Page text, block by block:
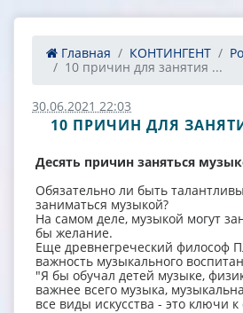
Главная КОНТИНГЕНТ
10 причин для занятия ...
30.06.2021 22:03
10 ПРИЧИН ДЛЯ
Десять причин заняться
Обязательно ли быть
заниматься музыкой?
На самом деле, музыкой могут
бы желание.
Еще древнегреческий философ
важность музыкального
"Я бы обучал детей музыке,
важнее всего музыка,
все виды искусства - это ключи